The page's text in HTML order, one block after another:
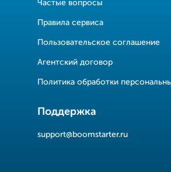
Частые вопросы
Правила сервиса
Пользовательское соглашение
Агентский договор
Политика обработки
Поддержка
support@boomstarter.ru